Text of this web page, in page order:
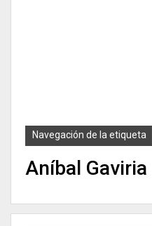
Navegación de la etiqueta
Aníbal Gaviria